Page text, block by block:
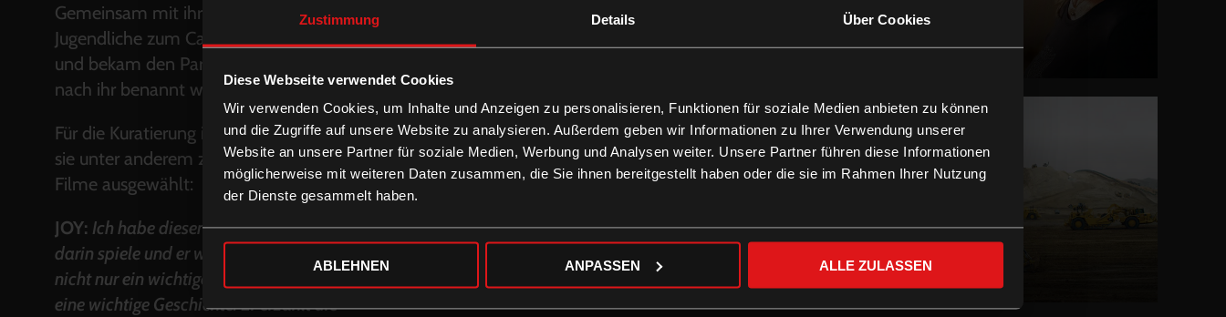
Zustimmung Details Über Cookies
Diese Webseite verwendet Cookies
Wir verwenden Cookies, um Inhalte und Anzeigen zu personalisieren, Funktionen für soziale Medien anbieten zu können
und die Zugriffe auf unsere Website zu analysieren. Außerdem geben wir Informationen zu Ihrer Verwendung unserer
Website an unsere Partner für soziale Medien, Werbung und Analysen weiter. Unsere Partner führen diese Informationen
möglicherweise mit weiteren Daten zusammen, die Sie ihnen bereitgestellt haben oder die sie im Rahmen Ihrer Nutzung
der Dienste gesammelt haben.
ABLEHNEN ANPASSEN ALLE ZULASSEN
Gemeinsam mit ihrer Mutter kam die
Jugendliche zum Casting, konnte überzeugen
und bekam den Part der Precious, welcher
nach ihr benannt wurde.
Für die Kuratierung im KINO VOD CLUB hat
sie unter anderem zwei ganz besondere
Filme ausgewählt:
JOY: Ich habe diesen Film gewählt, weil ich
darin spiele und er wirklich wichtig ist. Dies ist
nicht nur ein wichtiges Thema, sondern auch
eine wichtige Geschichte. Er erzählt die
Bewegungen eines nahen Bergs Chucks
Das finstere Tal Erde